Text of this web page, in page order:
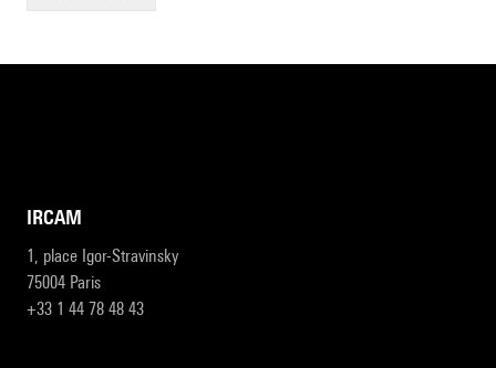
IRCAM
1, place Igor-Stravinsky
75004 Paris
+33 1 44 78 48 43